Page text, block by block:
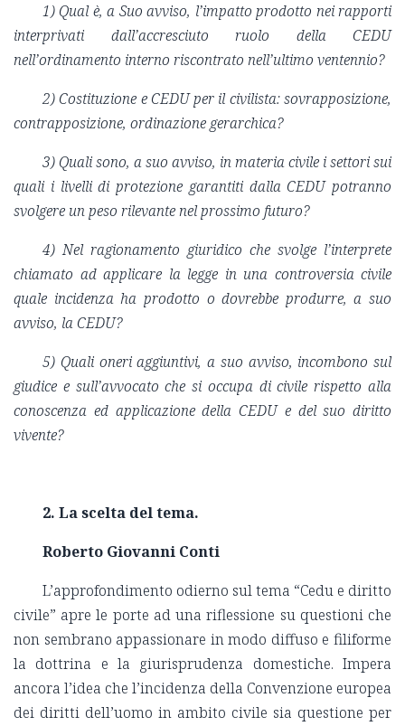
1) Qual è, a Suo avviso, l’impatto prodotto nei rapporti
interprivati dall’accresciuto ruolo della CEDU
nell’ordinamento interno riscontrato nell’ultimo ventennio?
2) Costituzione e CEDU per il civilista: sovrapposizione,
contrapposizione, ordinazione gerarchica?
3) Quali sono, a suo avviso, in materia civile i settori sui
quali i livelli di protezione garantiti dalla CEDU potranno
svolgere un peso rilevante nel prossimo futuro?
4) Nel ragionamento giuridico che svolge l’interprete
chiamato ad applicare la legge in una controversia civile
quale incidenza ha prodotto o dovrebbe produrre, a suo
avviso, la CEDU?
5) Quali oneri aggiuntivi, a suo avviso, incombono sul
giudice e sull’avvocato che si occupa di civile rispetto alla
conoscenza ed applicazione della CEDU e del suo diritto
vivente?
2. La scelta del tema.
Roberto Giovanni Conti
L’approfondimento odierno sul tema “Cedu e diritto
civile” apre le porte ad una riflessione su questioni che
non sembrano appassionare in modo diffuso e filiforme
la dottrina e la giurisprudenza domestiche. Impera
ancora l’idea che l’incidenza della Convenzione europea
dei diritti dell’uomo in ambito civile sia questione per